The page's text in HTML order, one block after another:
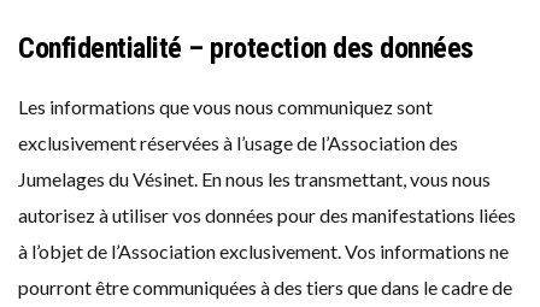
Confidentialité – protection des données
Les informations que vous nous communiquez sont
exclusivement réservées à l’usage de l’Association des
Jumelages du Vésinet. En nous les transmettant, vous nous
autorisez à utiliser vos données pour des manifestations liées
à l’objet de l’Association exclusivement. Vos informations ne
pourront être communiquées à des tiers que dans le cadre de